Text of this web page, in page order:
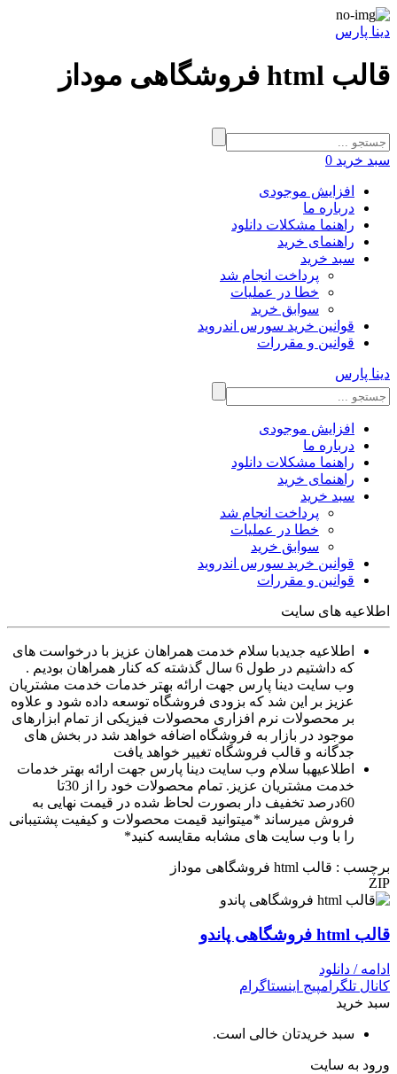
دینا پارس
قالب html فروشگاهی موداز
سبد خرید 0
افزایش موجودی
درباره ما
راهنما مشکلات دانلود
راهنمای خرید
سبد خرید
پرداخت انجام شد
خطا در عملیات
سوابق خرید
قوانین خرید سورس اندروید
قوانین و مقررات
دینا پارس
افزایش موجودی
درباره ما
راهنما مشکلات دانلود
راهنمای خرید
سبد خرید
پرداخت انجام شد
خطا در عملیات
سوابق خرید
قوانین خرید سورس اندروید
قوانین و مقررات
اطلاعیه های سایت
اطلاعیه جدیدبا سلام خدمت همراهان عزیز با درخواست های
که داشتیم در طول 6 سال گذشته که کنار همراهان بودیم .
وب سایت دینا پارس جهت ارائه بهتر خدمات خدمت مشتریان
عزیز بر این شد که بزودی فروشگاه توسعه داده شود و علاوه
بر محصولات نرم افزاری محصولات فیزیکی از تمام ابزارهای
موجود در بازار به فروشگاه اضافه خواهد شد در بخش های
جدگانه و قالب فروشگاه تغییر خواهد یافت
اطلاعیهبا سلام وب سایت دینا پارس جهت ارائه بهتر خدمات
خدمت مشتریان عزیز. تمام محصولات خود را از 30تا
60درصد تخفیف دار بصورت لحاظ شده در قیمت نهایی به
فروش میرساند *میتوانید قیمت محصولات و کیفیت پشتیبانی
را با وب سایت های مشابه مقایسه کنید*
برچسب : قالب html فروشگاهی موداز
ZIP
قالب html فروشگاهی پاندو
ادامه / دانلود
کانال تلگرامپیج اینستاگرام
سبد خرید
سبد خریدتان خالی است.
ورود به سایت